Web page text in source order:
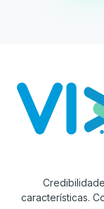
características.